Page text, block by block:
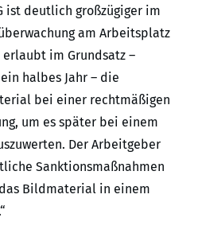
ist deutlich großzügiger im
am Arbeitsplatz
im Grundsatz –
halbes Jahr – die
bei einer rechtmäßigen
um es später bei einem
Der Arbeitgeber
Sanktionsmaßnahmen
Bildmaterial in einem